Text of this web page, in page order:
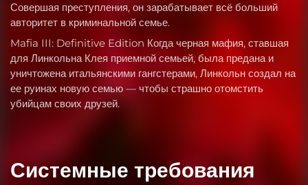
Совершая преступления, он зарабатывает всё больший
авторитет в криминальной семье.
Mafia III: Definitive Edition Когда черная мафия, ставшая
для Линкольна Клея приемной семьей, была предана и
уничтожена итальянскими гангстерами, Линкольн создал на
ее руинах новую семью — чтобы страшно отомстить
убийцам своих друзей.
Системные требования